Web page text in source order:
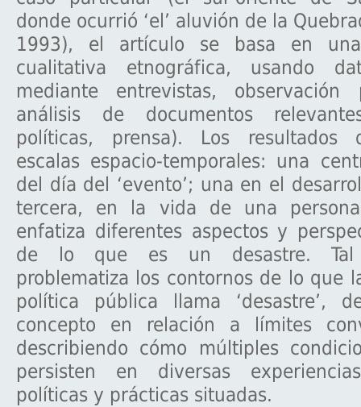
donde ocurrió ‘el’ aluvión de la
1993), el artículo se basa en una
cualitativa etnográfica, usando
mediante entrevistas, observación
análisis de documentos
políticas, prensa). Los resultados
escalas espacio-temporales: una
del día del ‘evento’; una en el
tercera, en la vida de una
enfatiza diferentes aspectos y
de lo que es un desastre. Tal
problematiza los contornos de lo que
política pública llama ‘desastre’,
concepto en relación a límites
describiendo cómo múltiples
persisten en diversas
políticas y prácticas situadas.